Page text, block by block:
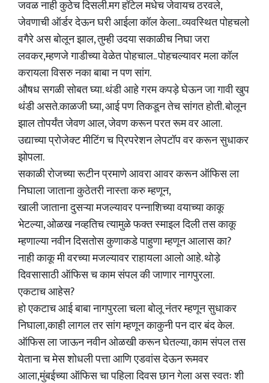
जवळ नाही कुठेच दिसली.मग हॉटेल मधेच जेवायच ठरवले,
जेवणाची ऑर्डर देऊन घरी आईला कॉल केला.. व्यवस्थित पोहचलो
वगैरे अस बोलून झाल, तुम्ही उदया सकाळीच निघा जरा
लवकर,म्हणजे गाडीच्या वेळेत पोहचाल.. पोहचल्यावर मला कॉल
करायला विसरु नका बाबा न पण सांग.
औषध सगळी सोबत घ्या. थंडी आहे गरम कपड़े घेऊन जा गावी खुप
थंडी असते.काळजी घ्या, आई पण तिकडून तेच सांगत होती. बोलून
झाल तोपर्यंत जेवण आल, जेवण करून परत रूम वर आला.
उद्याच्या प्रोजेक्ट मीटिंग च प्रिपरेशन लेपटॉप वर करून सुधाकर
झोपला.
सकाळी रोजच्या रूटीन प्रमाणे आवरा आवर करून ऑफिस ला
निघाला जाताना कुठेतरी नास्ता करु म्हणून,
खाली जाताना दुसऱ्या मजल्यावर पन्नाशिच्या वयाच्या काकू
भेटल्या, ओळख नव्हतिच त्यामुळे फक्त स्माइल दिली तस काकू
म्हणाल्या नवीन दिसतोस कुणाकडे पाहुणा म्हणून आलास का?
नाही काकू मी वरच्या मजल्यावर राहायला आलो आहे. थोड़े
दिवसासाठी ऑफिस च काम संपल की जाणार नागपुरला.
एकटाच आहेस?
हो एकटाच आई बाबा नागपुरला चला बोलू नंतर म्हणून सुधाकर
निघाला,काही लागल तर सांग म्हणून काकुनी पन दार बंद केल.
ऑफिस ला जाऊन नवीन ओळखी करून घेतल्या, काम संपल तस
येताना च मेस शोधली पत्ता आणि एडवांस देऊन रूमवर
आला,मुंबईच्या ऑफिस चा पहिला दिवस छान गेला अस स्वतः शी